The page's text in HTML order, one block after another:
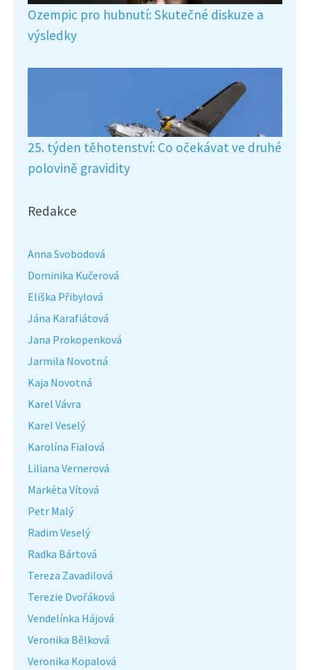
Ozempic pro hubnutí: Skutečné diskuze a
výsledky
25. týden těhotenství: Co očekávat ve druhé
polovině gravidity
Redakce
Anna Svobodová
Dominika Kučerová
Eliška Přibylová
Jána Karafiátová
Jana Prokopenková
Jarmila Novotná
Kaja Novotná
Karel Vávra
Karel Veselý
Karolína Fialová
Liliana Vernerová
Markéta Vítová
Petr Malý
Radim Veselý
Radka Bártová
Tereza Zavadilová
Terezie Dvořáková
Vendelínka Hájová
Veronika Bělková
Veronika Kopalová